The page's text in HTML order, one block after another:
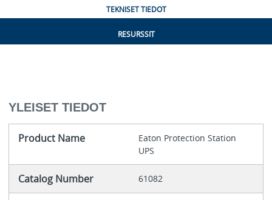
TEKNISET TIEDOT
RESURSSIT
YLEISET TIEDOT
Product Name
Eaton Protection Station
UPS
Catalog Number 61082